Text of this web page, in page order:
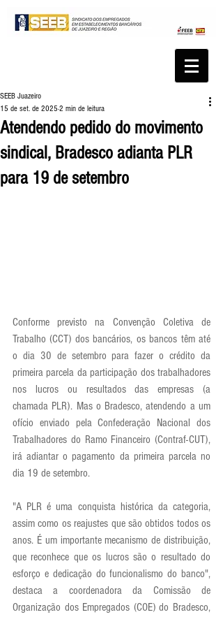
Atendendo pedido do movimento
sindical, Bradesco adianta PLR
para 19 de setembro
SEEB Juazeiro
15 de set. de 2025 2 min de leitura
Conforme previsto na Convenção Coletiva de
Trabalho (CCT) dos bancários, os bancos têm até
o dia 30 de setembro para fazer o crédito da
primeira parcela da participação dos trabalhadores
nos lucros ou resultados das empresas (a
chamada PLR). Mas o Bradesco, atendendo a um
ofício enviado pela Confederação Nacional dos
Trabalhadores do Ramo Financeiro (Contraf-CUT),
irá adiantar o pagamento da primeira parcela no
dia 19 de setembro.
"A PLR é uma conquista histórica da categoria,
assim como os reajustes que são obtidos todos os
anos. É um importante mecanismo de distribuição,
que reconhece que os lucros são o resultado do
esforço e dedicação do funcionalismo do banco",
destaca a coordenadora da Comissão de
Organização dos Empregados (COE) do Bradesco,